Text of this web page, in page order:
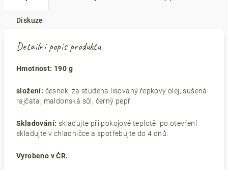
Diskuze
Detailní popis produktu
Hmotnost: 190 g
složení: česnek, za studena lisovaný řepkovy olej, sušená
rajčata, maldonská sůl, černý pepř.
Skladování: skladujte při pokojové teplotě. po otevření
skladujte v chladničce a spotřebujte do 4 dnů.
Vyrobeno v ČR.